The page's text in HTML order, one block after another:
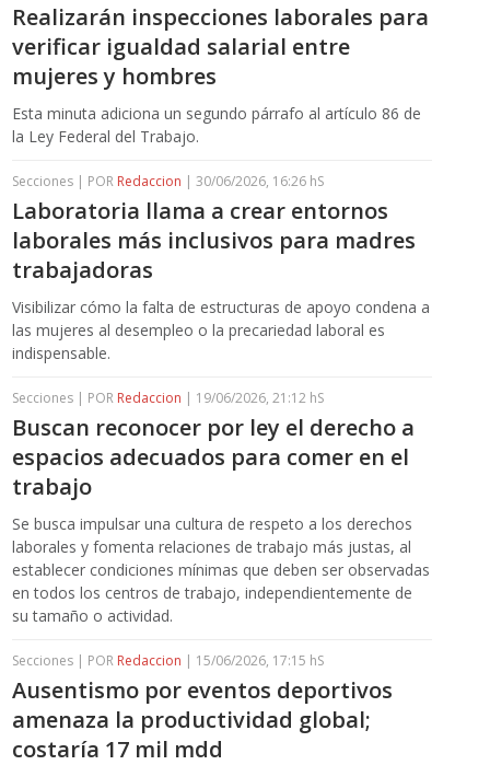
Realizarán inspecciones laborales para
verificar igualdad salarial entre
mujeres y hombres
Esta minuta adiciona un segundo párrafo al artículo 86 de
la Ley Federal del Trabajo.
Secciones | POR Redaccion | 30/06/2026, 16:26 hS
Laboratoria llama a crear entornos
laborales más inclusivos para madres
trabajadoras
Visibilizar cómo la falta de estructuras de apoyo condena a
las mujeres al desempleo o la precariedad laboral es
indispensable.
Secciones | POR Redaccion | 19/06/2026, 21:12 hS
Buscan reconocer por ley el derecho a
espacios adecuados para comer en el
trabajo
Se busca impulsar una cultura de respeto a los derechos
laborales y fomenta relaciones de trabajo más justas, al
establecer condiciones mínimas que deben ser observadas
en todos los centros de trabajo, independientemente de
su tamaño o actividad.
Secciones | POR Redaccion | 15/06/2026, 17:15 hS
Ausentismo por eventos deportivos
amenaza la productividad global;
costaría 17 mil mdd